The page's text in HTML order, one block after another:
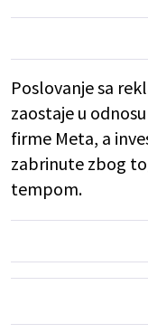
Poslovanje sa
zaostaje u
firme Meta, a
zabrinute zbog
tempom.